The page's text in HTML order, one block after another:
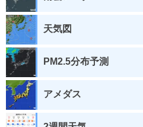
天気図
PM2.5分布予測
アメダス